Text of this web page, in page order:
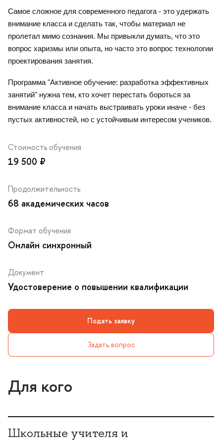
Самое сложное для современного педагога - это удержать
нимание класса и сделать так, чтобы материал не
пролетал мимо сознания. Мы привыкли думать, что это
опрос харизмы или опыта, но часто это вопрос технологии
проектирования занятия.
Программа "Активное обучение: разработка эффективных
занятий" нужна тем, кто хочет перестать бороться за
нимание класса и начать выстраивать уроки иначе - без
пустых активностей, но с устойчивым интересом учеников.
Подать заявку
Задать вопрос
Стоимость обучения
19 500 ₽
Продолжительность
68 академических часо
Формат обучения
Онлайн синхронный
Документ
Удостоверение о повышении квалификации
Для кого
Школьные учителя и